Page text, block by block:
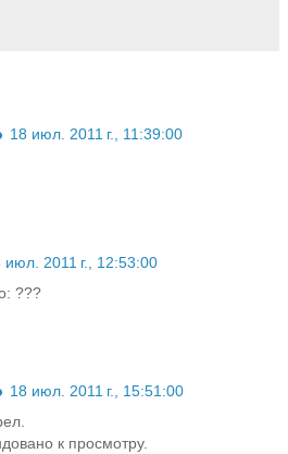
18 июл. 2011 г., 11:39:00
июл. 2011 г., 12:53:00
???
18 июл. 2011 г., 15:51:00
к просмотру.